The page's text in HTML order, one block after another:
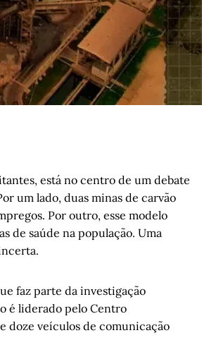
está no centro de um debate
um lado, duas minas de carvão
Por outro, esse modelo
de saúde na população. Uma
faz parte da investigação
é liderado pelo Centro
doze veículos de comunicação